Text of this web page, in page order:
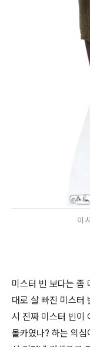
이
미스터 빈 보다는 좀
대로 살 빠진 미스터
시 진짜 미스터 빈이
몰카였나? 하는 의